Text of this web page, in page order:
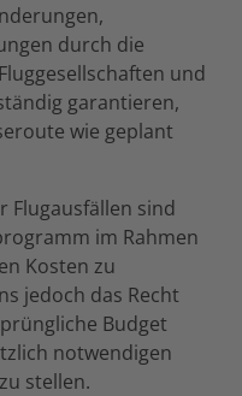
durch die
und
garantieren,
wie geplant
Flugausfällen sind
im Rahmen
Kosten zu
jedoch das Recht
Budget
notwendigen
stellen.